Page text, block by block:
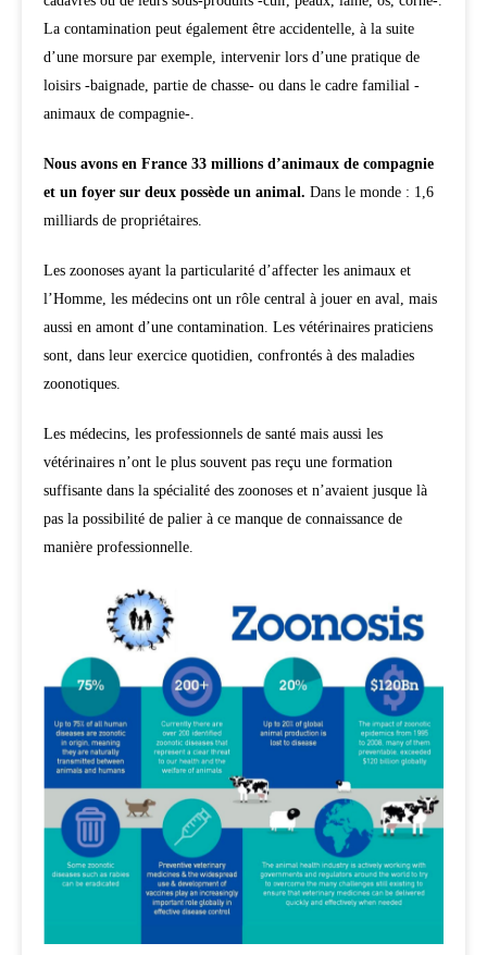
La contamination peut également être accidentelle, à la suite
d’une morsure par exemple, intervenir lors d’une pratique de
loisirs -baignade, partie de chasse- ou dans le cadre familial -
animaux de compagnie-.
Nous avons en France 33 millions d’animaux de compagnie
et un foyer sur deux possède un animal. Dans le monde : 1,6
milliards de propriétaires.
Les zoonoses ayant la particularité d’affecter les animaux et
l’Homme, les médecins ont un rôle central à jouer en aval, mais
aussi en amont d’une contamination. Les vétérinaires praticiens
sont, dans leur exercice quotidien, confrontés à des maladies
zoonotiques.
Les médecins, les professionnels de santé mais aussi les
vétérinaires n’ont le plus souvent pas reçu une formation
suffisante dans la spécialité des zoonoses et n’avaient jusque là
pas la possibilité de palier à ce manque de connaissance de
manière professionnelle.